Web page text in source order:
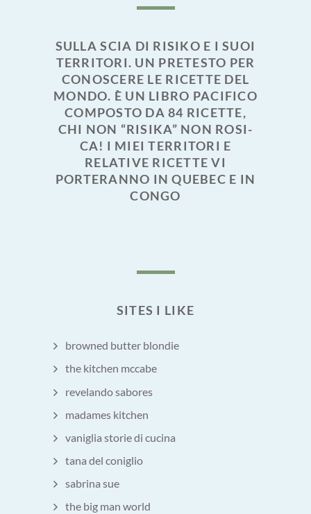
SULLA SCIA DI RISIKO E I SUOI
TERRITORI. UN PRETESTO PER
CONOSCERE LE RICETTE DEL
MONDO. È UN LIBRO PACIFICO
COMPOSTO DA 84 RICETTE,
CHI NON “RISIKA” NON ROSI-
CA! I MIEI TERRITORI E
RELATIVE RICETTE VI
PORTERANNO IN QUEBEC E IN
CONGO
SITES I LIKE
browned butter blondie
the kitchen mccabe
revelando sabores
madames kitchen
vaniglia storie di cucina
tana del coniglio
sabrina sue
the big man world